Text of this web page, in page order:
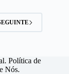
. Política de
Nós.